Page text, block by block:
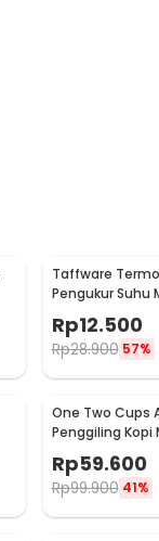
Taffware
Pengukur Suhu
TP101
Rp12.500
Rp28.900 57%
One Two Cups
Penggiling Kopi
Coffee Grinder
WFCG9800
Rp59.600
Rp99.900 41%